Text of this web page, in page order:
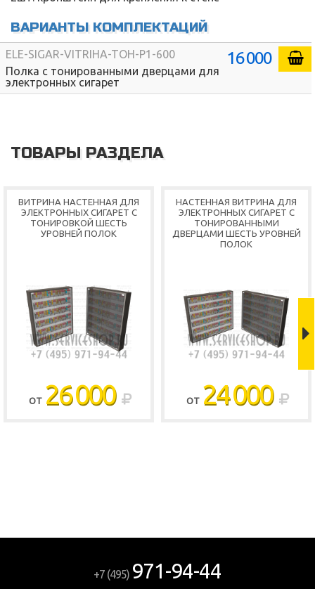
ВАРИАНТЫ КОМПЛЕКТАЦИЙ
ELE-SIGAR-VITRIHA-TOH-P1-600
Полка с тонированными дверцами для
электронных сигарет
16 000
ТОВАРЫ РАЗДЕЛА
ВИТРИНА НАСТЕННАЯ ДЛЯ
ЭЛЕКТРОННЫХ СИГАРЕТ С
ТОНИРОВКОЙ ШЕСТЬ
УРОВНЕЙ ПОЛОК
ОТ 26 000
НАСТЕННАЯ ВИТРИНА ДЛЯ
ЭЛЕКТРОННЫХ СИГАРЕТ С
ТОНИРОВАННЫМИ
ДВЕРЦАМИ ШЕСТЬ УРОВНЕЙ
ПОЛОК
ОТ 24 000
+7 (495) 971-94-44